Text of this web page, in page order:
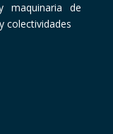
maquinaria de
colectividades